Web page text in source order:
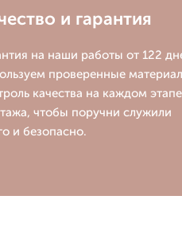
и гарантия
на наши работы от 122
проверенные
качества на каждом этапе
чтобы поручни служили
и безопасно.